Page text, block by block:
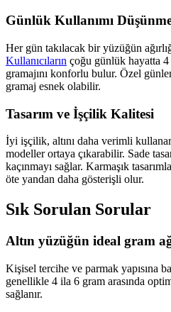
Günlük Kullanımı
Her gün takılacak bir yüzüğün
Kullanıcıların çoğu günlük hayatta
gramajını konforlu bulur. Özel
gramaj esnek olabilir.
Tasarım ve İşçilik Kalitesi
İyi işçilik, altını daha verimli
modeller ortaya çıkarabilir. Sade
kaçınmayı sağlar. Karmaşık
öte yandan daha gösterişli olur.
Sık Sorulan Sorular
Altın yüzüğün ideal gram
Kişisel tercihe ve parmak yapısına
genellikle 4 ila 6 gram arasında
sağlanır.